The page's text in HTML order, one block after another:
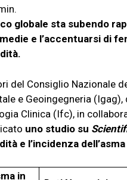
globale sta subendo
e l’accentuarsi di
del Consiglio Nazionale
e Geoingegneria
Clinica (Ifc), in
uno studio su
e l’incidenza
in